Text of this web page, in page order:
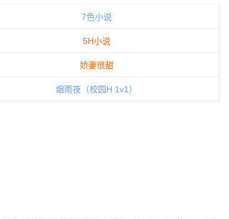
7色小说
5H小说
娇妻很甜
烟雨夜（校园H 1v1）